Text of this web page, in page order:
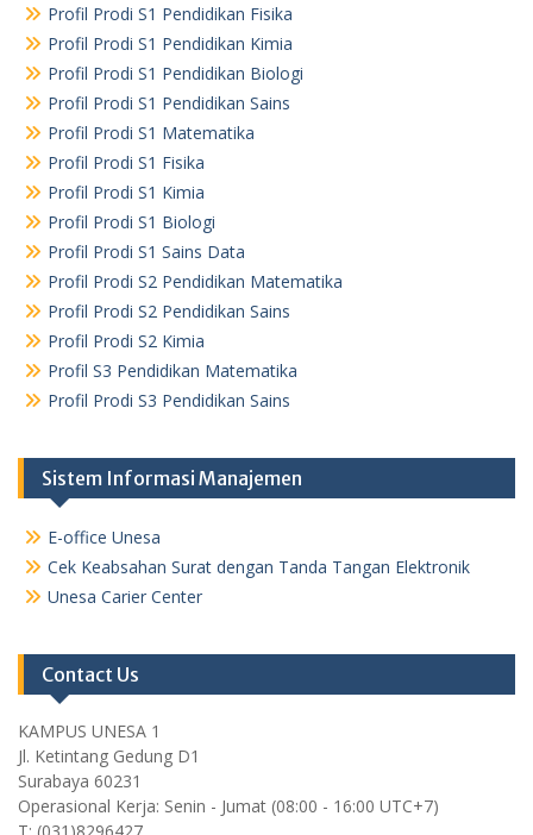
Profil Prodi S1 Pendidikan Fisika
Profil Prodi S1 Pendidikan Kimia
Profil Prodi S1 Pendidikan Biologi
Profil Prodi S1 Pendidikan Sains
Profil Prodi S1 Matematika
Profil Prodi S1 Fisika
Profil Prodi S1 Kimia
Profil Prodi S1 Biologi
Profil Prodi S1 Sains Data
Profil Prodi S2 Pendidikan Matematika
Profil Prodi S2 Pendidikan Sains
Profil Prodi S2 Kimia
Profil S3 Pendidikan Matematika
Profil Prodi S3 Pendidikan Sains
Sistem Informasi Manajemen
E-office Unesa
Cek Keabsahan Surat dengan Tanda Tangan Elektronik
Unesa Carier Center
Contact Us
KAMPUS UNESA 1
Jl. Ketintang Gedung D1
Surabaya 60231
Operasional Kerja: Senin - Jumat (08:00 - 16:00 UTC+7)
T: (031)8296427